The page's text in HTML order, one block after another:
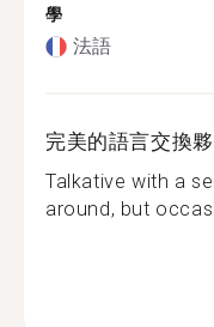
學
法語
完美的語言交換
Talkative with a
around, but